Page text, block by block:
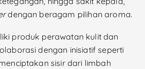
dengan beragam pilihan aroma.
produk perawatan kulit dan
dengan inisiatif seperti
sisir dari limbah